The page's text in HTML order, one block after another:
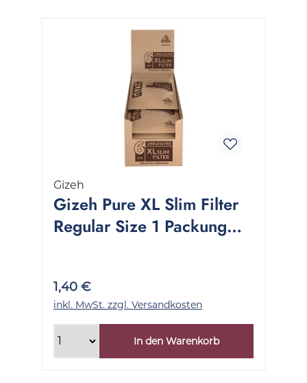
Gizeh
Gizeh Pure XL Slim Filter
Regular Size 1 Packung
1,40 €
inkl. MwSt. zzgl. Versandkosten
In den Warenkorb